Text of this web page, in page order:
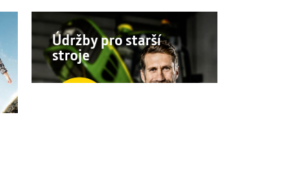
Údržby pro starší
stroje